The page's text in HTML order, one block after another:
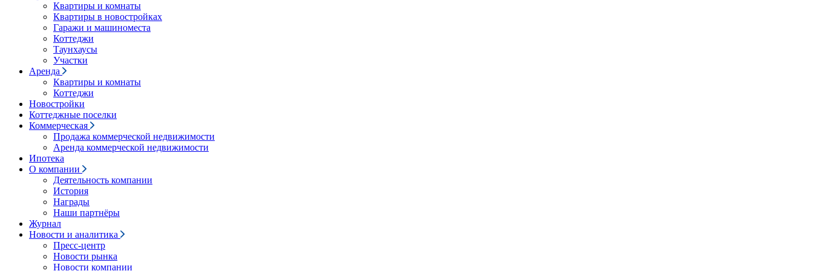
Квартиры и комнаты
Квартиры в новостройках
Гаражи и машиноместа
Коттеджи
Таунхаусы
Участки
Аренда
Квартиры и комнаты
Коттеджи
Новостройки
Коттеджные поселки
Коммерческая
Продажа коммерческой недвижимости
Аренда коммерческой недвижимости
Ипотека
О компании
Деятельность компании
История
Награды
Наши партнёры
Журнал
Новости и аналитика
Пресс-центр
Новости рынка
Новости компании